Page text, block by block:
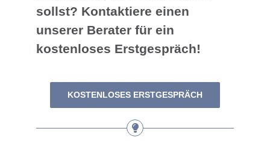
sollst? Kontaktiere einen
unserer Berater für ein
kostenloses Erstgespräch!
KOSTENLOSES ERSTGESPRÄCH